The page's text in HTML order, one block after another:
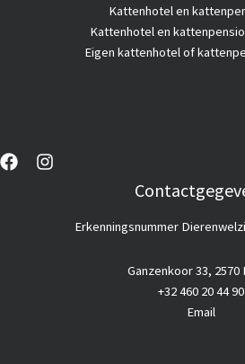
Kattenhotel en
Kattenhotel en
Eigen kattenhotel of
Erkenningsnummer
Ganzenkoor 33, 2570
+32 460 20 44 90
Email